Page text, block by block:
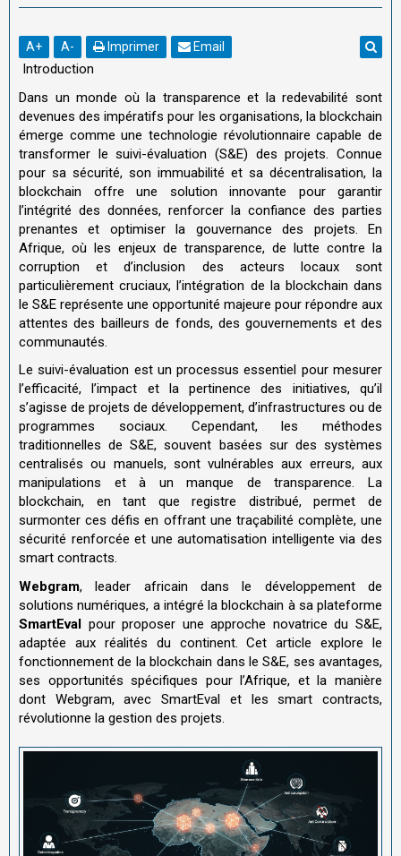
A+ A- Imprimer Email
Introduction
Dans un monde où la transparence et la redevabilité sont
devenues des impératifs pour les organisations, la blockchain
émerge comme une technologie révolutionnaire capable de
transformer le suivi-évaluation (S&E) des projets. Connue
pour sa sécurité, son immuabilité et sa décentralisation, la
blockchain offre une solution innovante pour garantir
l’intégrité des données, renforcer la confiance des parties
prenantes et optimiser la gouvernance des projets. En
Afrique, où les enjeux de transparence, de lutte contre la
corruption et d’inclusion des acteurs locaux sont
particulièrement cruciaux, l’intégration de la blockchain dans
le S&E représente une opportunité majeure pour répondre aux
attentes des bailleurs de fonds, des gouvernements et des
communautés.
Le suivi-évaluation est un processus essentiel pour mesurer
l’efficacité, l’impact et la pertinence des initiatives, qu’il
s’agisse de projets de développement, d’infrastructures ou de
programmes sociaux. Cependant, les méthodes
traditionnelles de S&E, souvent basées sur des systèmes
centralisés ou manuels, sont vulnérables aux erreurs, aux
manipulations et à un manque de transparence. La
blockchain, en tant que registre distribué, permet de
surmonter ces défis en offrant une traçabilité complète, une
sécurité renforcée et une automatisation intelligente via des
smart contracts.
Webgram, leader africain dans le développement de
solutions numériques, a intégré la blockchain à sa plateforme
SmartEval pour proposer une approche novatrice du S&E,
adaptée aux réalités du continent. Cet article explore le
fonctionnement de la blockchain dans le S&E, ses avantages,
ses opportunités spécifiques pour l’Afrique, et la manière
dont Webgram, avec SmartEval et les smart contracts,
révolutionne la gestion des projets.